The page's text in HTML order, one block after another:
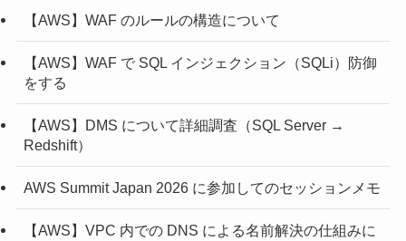
【AWS】WAF のルールの構造について
【AWS】WAF で SQL インジェクション（SQLi）防御
をする
【AWS】DMS について詳細調査（SQL Server →
Redshift）
AWS Summit Japan 2026 に参加してのセッションメモ
【AWS】VPC 内での DNS による名前解決の仕組みに